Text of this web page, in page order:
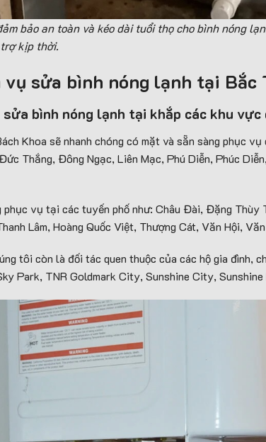
bảo an toàn và kéo dài tuổi thọ cho bình nóng
kịp thời.
vụ sửa bình nóng lạnh tại
sửa bình nóng lạnh tại khắp các khu
Khoa sẽ nhanh chóng có mặt và sẵn sàng phục
Thắng, Đông Ngạc, Liên Mạc, Phú Diễn, Phúc
vụ tại các tuyến phố như: Châu Đài, Đặng Thùy
Lâm, Hoàng Quốc Việt, Thượng Cát, Văn Hội,
tôi còn là đối tác quen thuộc của các hộ gia đình,
Park, TNR Goldmark City, Sunshine City,